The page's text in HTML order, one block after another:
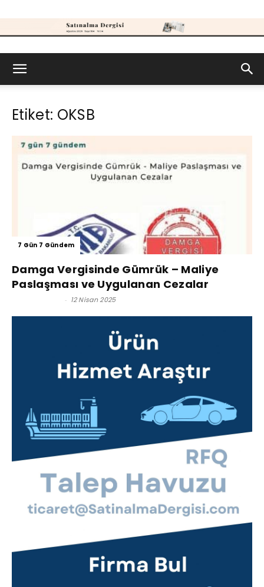
Etiket: OKSB
7 Gün 7 Gündem
Damga Vergisinde Gümrük – Maliye
Paslaşması ve Uygulanan Cezalar
- 12 Nisan 2025